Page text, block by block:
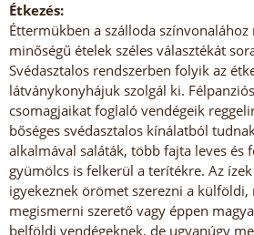
Étkezés:
Éttermükben a szálloda színvonalához
minőségű ételek széles választékát
Svédasztalos rendszerben folyik az
látványkonyhájuk szolgál ki.
csomagjaikat foglaló vendégeik
bőséges svédasztalos kínálatból
alkalmával saláták, több fajta leves és
gyümölcs is felkerül a terítékre. Az
igyekeznek örömet szerezni a
megismerni szerető vagy éppen
belföldi vendégeknek, de ugyanúgy